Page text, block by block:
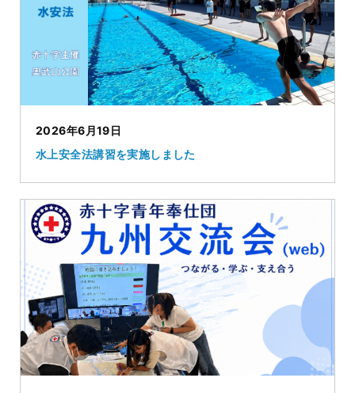
2026年6月19日
水上安全法講習を実施しました